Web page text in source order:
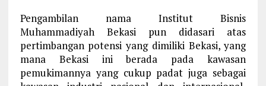
Pengambilan nama Institut Bisnis
Muhammadiyah Bekasi pun didasari atas
pertimbangan potensi yang dimiliki Bekasi, yang
mana Bekasi ini berada pada kawasan
pemukimannya yang cukup padat juga sebagai